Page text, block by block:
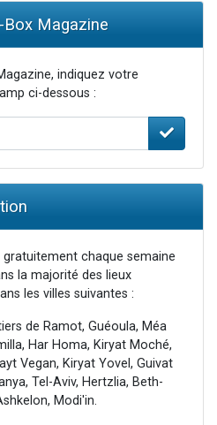
Magazine
indiquez votre
ci-dessous :
chaque semaine
la majorité des lieux
les villes suivantes :
de Ramot, Guéoula, Méa
Har Homa, Kiryat Moché,
Vegan, Kiryat Yovel, Guivat
Tel-Aviv, Hertzlia, Beth-
Modi'in.